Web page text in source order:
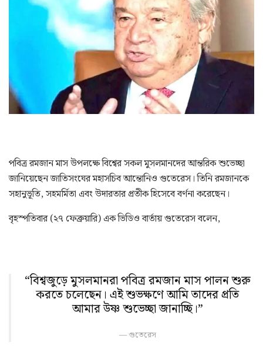
পবিত্র রমজান মাস উপলক্ষে বিশ্বের সকল মুসলমানদের আন্তরিক শুভেচ্ছা
জানিয়েছেন জাতিসংঘের মহাসচিব আন্তোনিও গুতেরেস। তিনি রমজানকে
সহানুভূতি, সহমর্মিতা এবং উদারতার প্রতীক হিসেবে বর্ণনা করেছেন।
বৃহস্পতিবার (২৭ ফেব্রুয়ারি) এক ভিডিও বার্তায় গুতেরেস বলেন,
“বিশ্বজুড়ে মুসলমানরা পবিত্র রমজান মাস পালন শুরু
করতে চলেছেন। এই শুভক্ষণে আমি তাদের প্রতি
আমার উষ্ণ শুভেচ্ছা জানাচ্ছি।”
গুতেরেস